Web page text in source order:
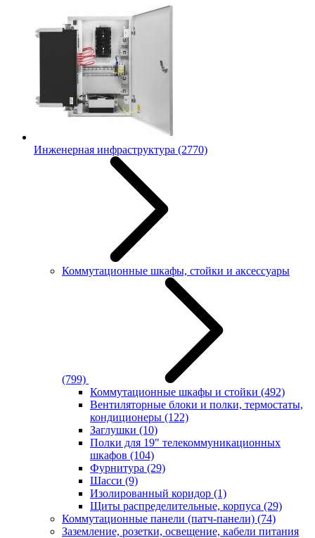
Инженерная инфраструктура (2770)
Коммутационные шкафы, стойки и аксессуары
(799)
Коммутационные шкафы и стойки (492)
Вентиляторные блоки и полки, термостаты,
кондиционеры (122)
Заглушки (10)
Полки для 19" телекоммуникационных
шкафов (104)
Фурнитура (29)
Шасси (9)
Изолированный коридор (1)
Щиты распределительные, корпуса (29)
Коммутационные панели (патч-панели) (74)
Заземление, розетки, освещение, кабели питания